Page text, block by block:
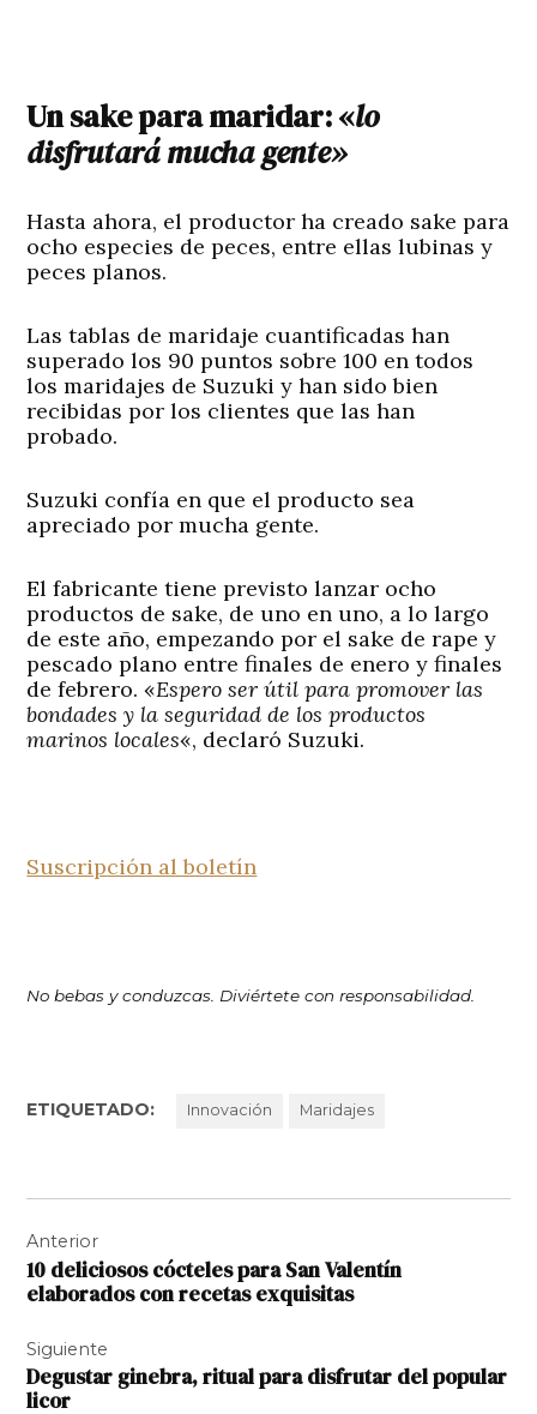
Un sake para maridar: «lo
disfrutará mucha gente»
Hasta ahora, el productor ha creado sake para
ocho especies de peces, entre ellas lubinas y
peces planos.
Las tablas de maridaje cuantificadas han
superado los 90 puntos sobre 100 en todos
los maridajes de Suzuki y han sido bien
recibidas por los clientes que las han
probado.
Suzuki confía en que el producto sea
apreciado por mucha gente.
El fabricante tiene previsto lanzar ocho
productos de sake, de uno en uno, a lo largo
de este año, empezando por el sake de rape y
pescado plano entre finales de enero y finales
de febrero. «Espero ser útil para promover las
bondades y la seguridad de los productos
marinos locales«, declaró Suzuki.
Suscripción al boletín
No bebas y conduzcas. Diviértete con responsabilidad.
ETIQUETADO: Innovación Maridajes
de
entradas
Anterior
10 deliciosos cócteles para San Valentín
elaborados con recetas exquisitas
Siguiente
Degustar ginebra, ritual para disfrutar del popular
licor